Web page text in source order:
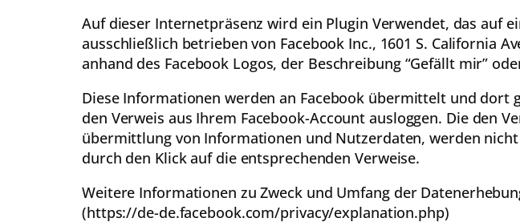
Auf dieser Internetpräsenz wird ein Plugin Verwendet, das auf
ausschließlich betrieben von Facebook Inc., 1601 S. California
anhand des Facebook Logos, der Beschreibung “Gefällt mir”
Diese Informationen werden an Facebook übermittelt und dort
den Verweis aus Ihrem Facebook-Account ausloggen. Die den
übermittlung von Informationen und Nutzerdaten, werden
durch den Klick auf die entsprechenden Verweise.
Weitere Informationen zu Zweck und Umfang der
(https://de-de.facebook.com/privacy/explanation.php)